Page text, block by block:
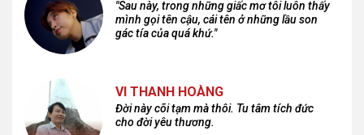
"Sau này, trong những giấc mơ tôi luôn thấy
mình gọi tên cậu, cái tên ở những lầu son
gác tía của quá khứ."
VI THANH HOÀNG
Đời này cõi tạm mà thôi. Tu tâm tích đức
cho đời yêu thương.